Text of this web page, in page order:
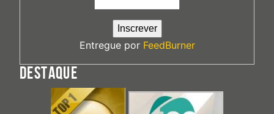
Entregue por FeedBurner
DESTAQUE